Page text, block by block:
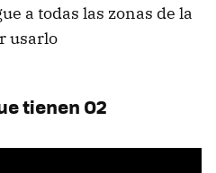
a todas las zonas de la
usarlo
tienen O2